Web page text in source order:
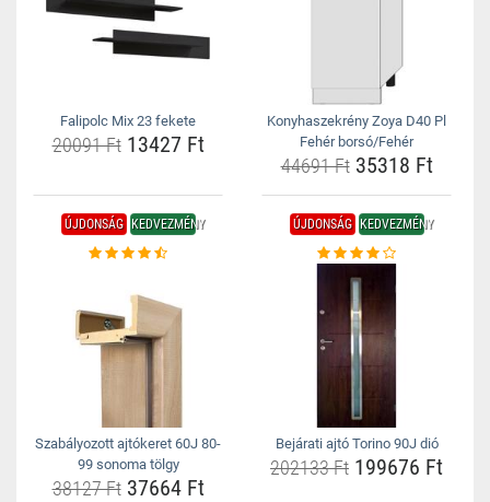
Falipolc Mix 23 fekete
20091 Ft13427 Ft
Konyhaszekrény Zoya D40 Pl
Fehér borsó/Fehér
44691 Ft35318 Ft
ÚJDONSÁG KEDVEZMÉNY
Szabályozott ajtókeret 60J 80-
99 sonoma tölgy
38127 Ft37664 Ft
ÚJDONSÁG KEDVEZMÉNY
Bejárati ajtó Torino 90J dió
202133 Ft 199676 Ft